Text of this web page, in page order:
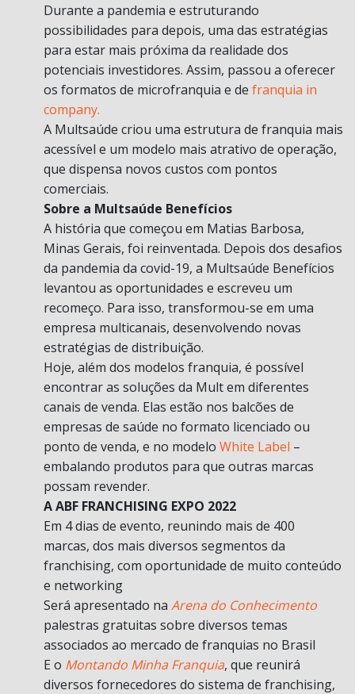
Durante a pandemia e estruturando
possibilidades para depois, uma das estratégias
para estar mais próxima da realidade dos
potenciais investidores. Assim, passou a oferecer
os formatos de microfranquia e de franquia in
company.
A Multsaúde criou uma estrutura de franquia mais
acessível e um modelo mais atrativo de operação,
que dispensa novos custos com pontos
comerciais.
Sobre a Multsaúde Benefícios
A história que começou em Matias Barbosa,
Minas Gerais, foi reinventada. Depois dos desafios
da pandemia da covid-19, a Multsaúde Benefícios
levantou as oportunidades e escreveu um
recomeço. Para isso, transformou-se em uma
empresa multicanais, desenvolvendo novas
estratégias de distribuição.
Hoje, além dos modelos franquia, é possível
encontrar as soluções da Mult em diferentes
canais de venda. Elas estão nos balcões de
empresas de saúde no formato licenciado ou
ponto de venda, e no modelo White Label –
embalando produtos para que outras marcas
possam revender.
A ABF FRANCHISING EXPO 2022
Em 4 dias de evento, reunindo mais de 400
marcas, dos mais diversos segmentos da
franchising, com oportunidade de muito conteúdo
e networking
Será apresentado na Arena do Conhecimento
palestras gratuitas sobre diversos temas
associados ao mercado de franquias no Brasil
E o Montando Minha Franquia, que reunirá
diversos fornecedores do sistema de franchising,